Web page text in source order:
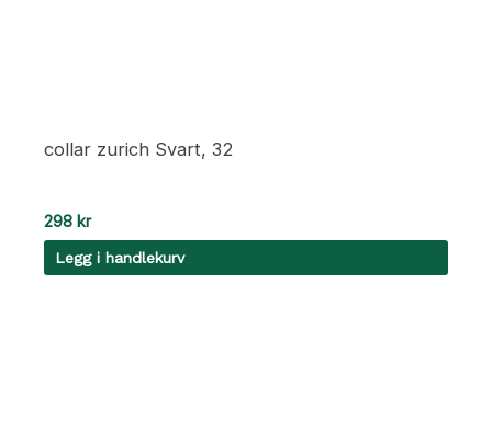
collar zurich Svart, 32
298 kr
Legg i handlekurv